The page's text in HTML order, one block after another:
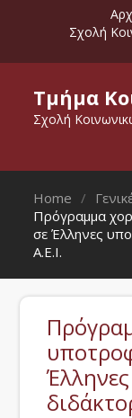
Σχολή
Τμήμα
Σχολή
Home
Πρόγραμμα
σε Έλληνες
Α.Ε.Ι.